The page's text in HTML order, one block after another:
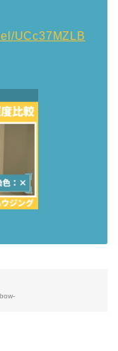
UCc37MZLB